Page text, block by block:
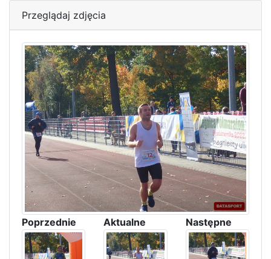
Przeglądaj zdjęcia
Poprzednie Aktualne Następne